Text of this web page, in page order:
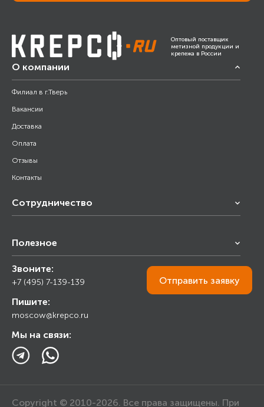
Оптовый поставщик
метизной продукции и
крепежа в России
О компании
Филиал в г.Тверь
Вакансии
Доставка
Оплата
Отзывы
Контакты
Сотрудничество
Снабжение строительства
Торговым организациям
Полезное
Калькулятор
Прайс лист
Ответы на вопросы
Блог
Звоните:
+7 (495) 7-139-139
Пишите:
moscow@krepco.ru
Мы на связи:
Отправить заявку
Copyright © 2010-2026. Все права защищены. При